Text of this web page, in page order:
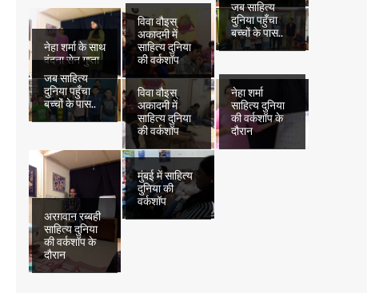
नेहा शर्मा के साथ
वंदना सेन गुप्ता
विवा वौइस्
अकादमी में
साहित्य दुनिया
की वर्कशॉप
जब साहित्य
दुनिया पहुँचा
बच्चों के पास..
जब साहित्य
दुनिया पहुँचा
बच्चों के पास..
विवा वौइस्
अकादमी में
साहित्य दुनिया
की वर्कशॉप
नेहा शर्मा
साहित्य दुनिया
की वर्कशॉप के
दौरान
अरग़वान रब्बही
साहित्य दुनिया
की वर्कशॉप के
दौरान
मुंबई में साहित्य
दुनिया की
वर्कशॉप